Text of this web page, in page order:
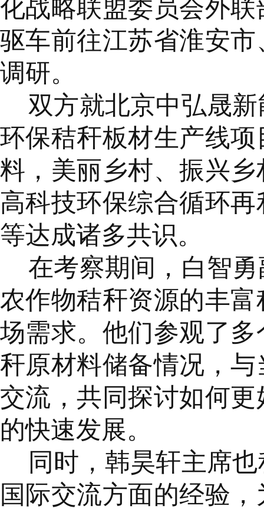
化战略联盟委员会外
驱车前往江苏省淮安
调研。
双方就北京中弘晟
环保秸秆板材生产线
料，美丽乡村、振兴
高科技环保综合循环
等达成诸多共识。
在考察期间，白智
农作物秸秆资源的丰
场需求。他们参观了
秆原材料储备情况，
交流，共同探讨如何
的快速发展。
同时，韩昊轩主席
国际交流方面的经验